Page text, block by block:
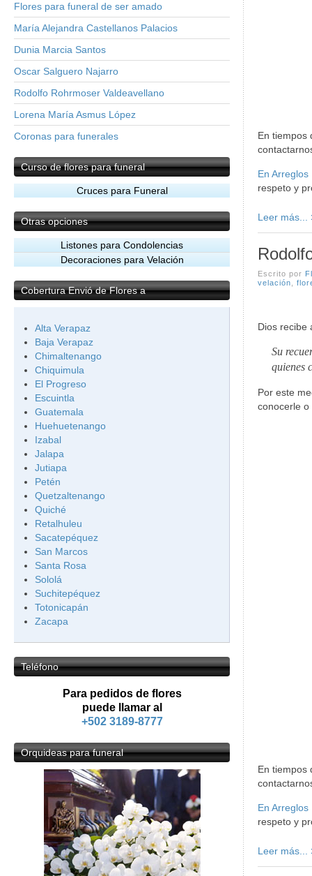
En tiempos
En
respeto y
Leer más...
Escrito por
velación
Dios recibe
Su
quienes
Por este
conocerle o
En tiempos
En
respeto y
Leer más...
Flores para funeral de ser amado
María Alejandra Castellanos Palacios
Dunia Marcia Santos
Oscar Salguero Najarro
Rodolfo Rohrmoser Valdeavellano
Lorena María Asmus López
Coronas para funerales
Cursode flores para funeral
Cruces para Funeral
Otrasopciones
Listones para Condolencias
Decoraciones para Velación
CoberturaEnvió de Flores a
Alta Verapaz
Baja Verapaz
Chimaltenango
Chiquimula
El Progreso
Escuintla
Guatemala
Huehuetenango
Izabal
Jalapa
Jutiapa
Petén
Quetzaltenango
Quiché
Retalhuleu
Sacatepéquez
San Marcos
Santa Rosa
Sololá
Suchitepéquez
Totonicapán
Zacapa
Teléfono
Para pedidos de flores
puede llamar al
+502 3189-8777
Orquideaspara funeral